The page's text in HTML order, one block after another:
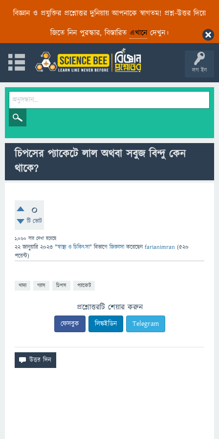
বিজ্ঞান ও প্রযুক্তির প্রশ্নোত্তর দুনিয়ায় আপনাকে স্বাগতম! প্রশ্ন-উত্তর দিয়ে
জিতে নিন পুরস্কার, বিস্তারিত এখানেদেখুন।
লগ ইন
চিপসের প্যাকেটে লাল অথবা সবুজ বিন্দু কেন
থাকে?
0
টি ভোট
1,060 বার দেখা হয়েছে
22 জানুয়ারি 2023 "স্বাস্থ্য ও চিকিৎসা" বিভাগে জিজ্ঞাসাকরেছেনfarianimran (520
পয়েন্ট)
খাদ্য গ্যাস চিপস প্যাকেট
প্রশ্নোত্তরটি শেয়ার করুন
ফেসবুক লিঙ্কইডিন Telegram